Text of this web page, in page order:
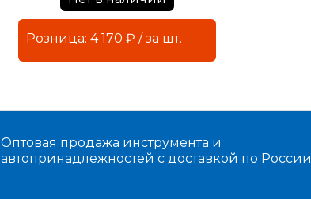
Розница: 4 170 ₽ / за шт.
Оптовая продажа инструмента и
автопринадлежностей с доставкой по России